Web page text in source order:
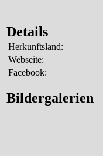
Details
Herkunftsland:
Webseite:
Facebook:
Bildergalerien